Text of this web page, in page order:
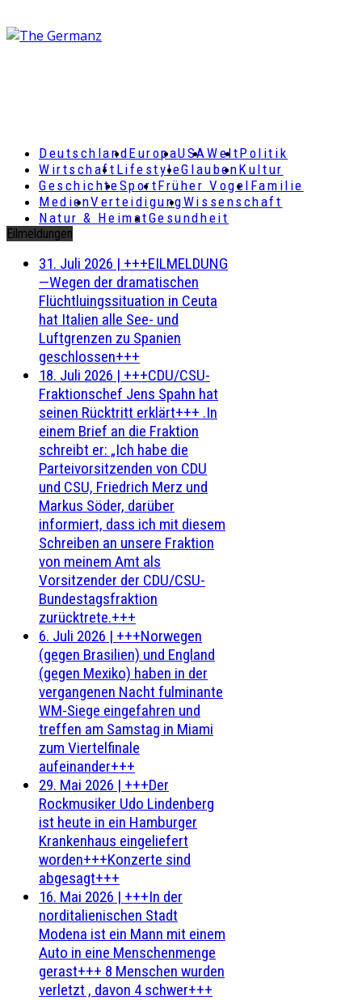
DeutschlandEuropaUSAWeltPolitik
Wirtschaft LifestyleGlaubenKultur
GeschichteSportFrüher Vogel Familie
MedienVerteidigungWissenschaft
Natur & HeimatGesundheit
Eilmeldungen
31. Juli 2026 | +++EILMELDUNG
—Wegen der dramatischen
Flüchtluingssituation in Ceuta
hat Italien alle See- und
Luftgrenzen zu Spanien
geschlossen+++
18. Juli 2026 | +++CDU/CSU-
Fraktionschef Jens Spahn hat
seinen Rücktritt erklärt+++ .In
einem Brief an die Fraktion
schreibt er: „Ich habe die
Parteivorsitzenden von CDU
und CSU, Friedrich Merz und
Markus Söder, darüber
informiert, dass ich mit diesem
Schreiben an unsere Fraktion
von meinem Amt als
Vorsitzender der CDU/CSU-
Bundestagsfraktion
zurücktrete.+++
6. Juli 2026 | +++Norwegen
(gegen Brasilien) und England
(gegen Mexiko) haben in der
vergangenen Nacht fulminante
WM-Siege eingefahren und
treffen am Samstag in Miami
zum Viertelfinale
aufeinander+++
29. Mai 2026 | +++Der
Rockmusiker Udo Lindenberg
ist heute in ein Hamburger
Krankenhaus eingeliefert
worden+++Konzerte sind
abgesagt+++
16. Mai 2026 | +++In der
norditalienischen Stadt
Modena ist ein Mann mit einem
Auto in eine Menschenmenge
gerast+++ 8 Menschen wurden
verletzt , davon 4 schwer+++